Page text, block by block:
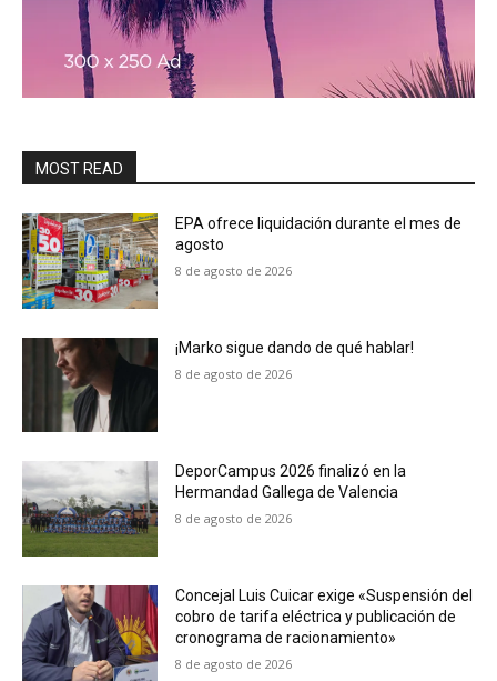
MOST READ
EPA ofrece liquidación durante el mes de
agosto
8 de agosto de 2026
¡Marko sigue dando de qué hablar!
8 de agosto de 2026
DeporCampus 2026 finalizó en la
Hermandad Gallega de Valencia
8 de agosto de 2026
Concejal Luis Cuicar exige «Suspensión del
cobro de tarifa eléctrica y publicación de
cronograma de racionamiento»
8 de agosto de 2026